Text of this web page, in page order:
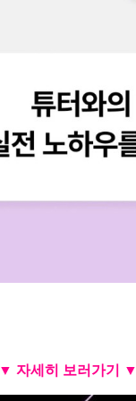
▼ 자세히 보러가기 ▼